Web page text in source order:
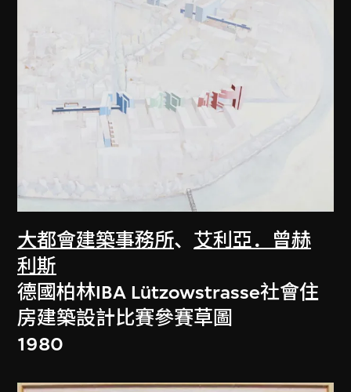
大都會建築事務所、 艾利亞．曾赫
利斯
德國柏林IBA Lützowstrasse社會住
房建築設計比賽參賽草圖
1980